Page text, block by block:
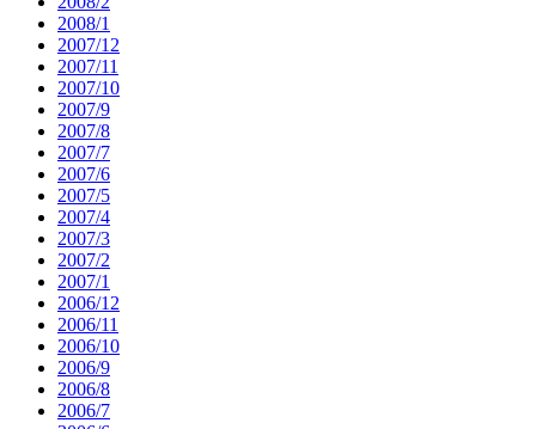
2008/1
2007/12
2007/11
2007/10
2007/9
2007/8
2007/7
2007/6
2007/5
2007/4
2007/3
2007/2
2007/1
2006/12
2006/11
2006/10
2006/9
2006/8
2006/7